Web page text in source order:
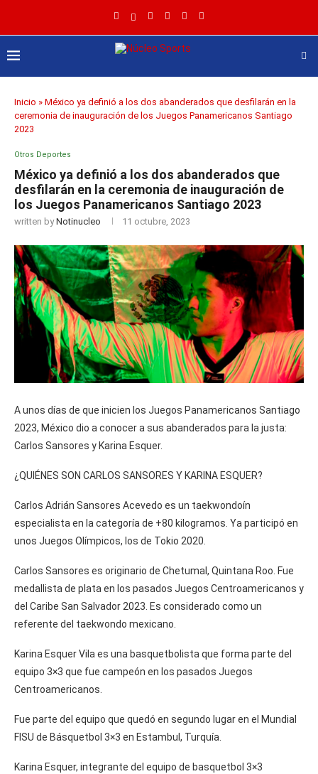
Inicio » México ya definió a los dos abanderados que desfilarán en la
ceremonia de inauguración de los Juegos Panamericanos Santiago
2023
Otros Deportes
México ya definió a los dos abanderados que
desfilarán en la ceremonia de inauguración de
los Juegos Panamericanos Santiago 2023
written byNotinucleo 11 octubre, 2023
A unos días de que inicien los Juegos Panamericanos Santiago
2023, México dio a conocer a sus abanderados para la justa:
Carlos Sansores y Karina Esquer.
¿QUIÉNES SON CARLOS SANSORES Y KARINA ESQUER?
Carlos Adrián Sansores Acevedo es un taekwondoín
especialista en la categoría de +80 kilogramos. Ya participó en
unos Juegos Olímpicos, los de Tokio 2020.
Carlos Sansores es originario de Chetumal, Quintana Roo. Fue
medallista de plata en los pasados Juegos Centroamericanos y
del Caribe San Salvador 2023. Es considerado como un
referente del taekwondo mexicano.
Karina Esquer Vila es una basquetbolista que forma parte del
equipo 3×3 que fue campeón en los pasados Juegos
Centroamericanos.
Fue parte del equipo que quedó en segundo lugar en el Mundial
FISU de Básquetbol 3×3 en Estambul, Turquía.
Karina Esquer, integrante del equipo de basquetbol 3×3